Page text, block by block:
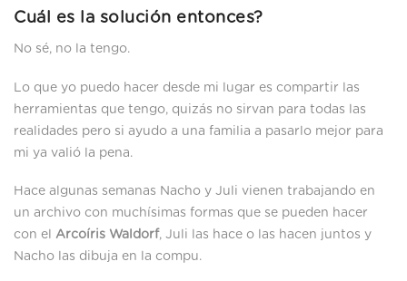
Cuál es la solución entonces?
No sé, no la tengo.
Lo que yo puedo hacer desde mi lugar es compartir las
herramientas que tengo, quizás no sirvan para todas las
realidades pero si ayudo a una familia a pasarlo mejor para
mi ya valió la pena.
Hace algunas semanas Nacho y Juli vienen trabajando en
un archivo con muchísimas formas que se pueden hacer
con el Arcoíris Waldorf, Juli las hace o las hacen juntos y
Nacho las dibuja en la compu.